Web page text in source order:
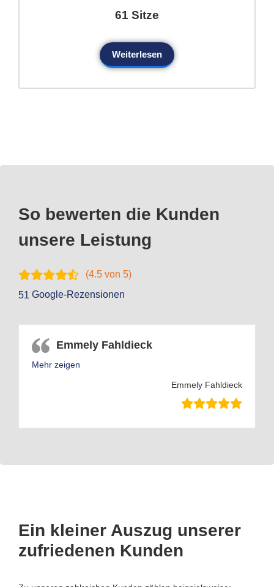
61 Sitze
Weiterlesen
So bewerten die Kunden
unsere Leistung
(4.5 von 5)
51 Google-Rezensionen
Emmely Fahldieck
Mehr zeigen
Emmely Fahldieck
Ein kleiner Auszug unserer
zufriedenen Kunden